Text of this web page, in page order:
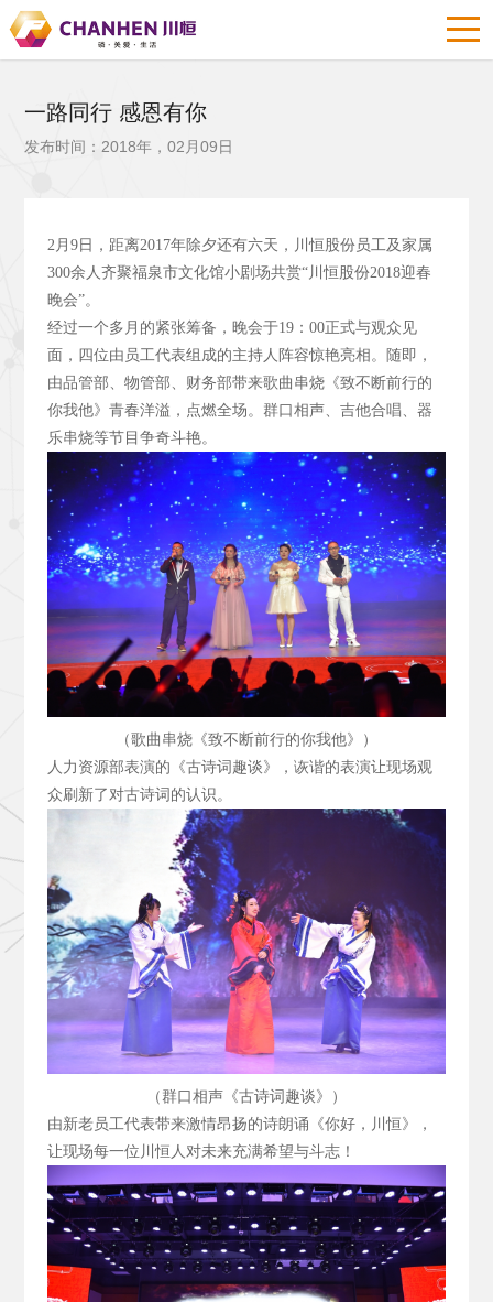
一路同行 感恩有你
发布时间：2018年，02月09日
2月9日，距离2017年除夕还有六天，川恒股份员工及家属
300余人齐聚福泉市文化馆小剧场共赏“川恒股份2018迎春
晚会”。
经过一个多月的紧张筹备，晚会于19：00正式与观众见
面，四位由员工代表组成的主持人阵容惊艳亮相。随即，
由品管部、物管部、财务部带来歌曲串烧《致不断前行的
你我他》青春洋溢，点燃全场。群口相声、吉他合唱、器
乐串烧等节目争奇斗艳。
（歌曲串烧《致不断前行的你我他》）
人力资源部表演的《古诗词趣谈》，诙谐的表演让现场观
众刷新了对古诗词的认识。
（群口相声《古诗词趣谈》）
由新老员工代表带来激情昂扬的诗朗诵《你好，川恒》，
让现场每一位川恒人对未来充满希望与斗志！